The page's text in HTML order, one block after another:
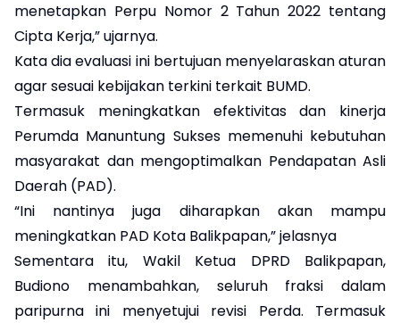
menetapkan Perpu Nomor 2 Tahun 2022 tentang
Cipta Kerja,” ujarnya.
Kata dia evaluasi ini bertujuan menyelaraskan aturan
agar sesuai kebijakan terkini terkait BUMD.
Termasuk meningkatkan efektivitas dan kinerja
Perumda Manuntung Sukses memenuhi kebutuhan
masyarakat dan mengoptimalkan Pendapatan Asli
Daerah (PAD).
“Ini nantinya juga diharapkan akan mampu
meningkatkan PAD Kota Balikpapan,” jelasnya
Sementara itu, Wakil Ketua DPRD Balikpapan,
Budiono menambahkan, seluruh fraksi dalam
paripurna ini menyetujui revisi Perda. Termasuk